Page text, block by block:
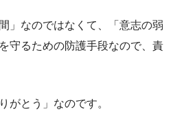
」なのではなくて、「意志の弱
守るための防護手段なので、責
がとう」なのです。